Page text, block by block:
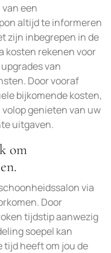
een
altijd te informeren
zijn inbegrepen in de
kosten rekenen voor
van
Door vooraf
bijkomende kosten,
genieten van uw
uitgaven.
om
via
Door
tijdstip aanwezig
soepel kan
tijd heeft om jou de